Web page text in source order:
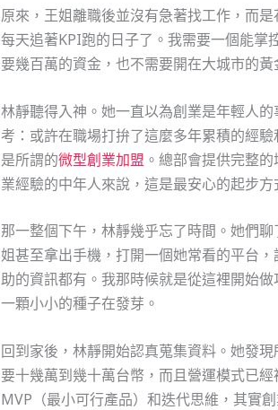
原來，王姐離職後並沒有急著找工作，而
每天追著KPI跑的日子了。我需要一個能掌
要幾百萬的資金，也不需要開在大城市的
林靜聽得入神。她一直以為創業是年輕人
考：或許在職場打拚了這麼多年累積的經
是所謂的微型創業加盟 。總部會提供完整
業經驗的中年人來說，這是最安心的起步方
那一整個下午，林靜幾乎忘了時間。她們
姐甚至拿出手機，打開一個她常看的平台
助的資訊都有。我那時候就是從這裡開始
一顆小小的種子在發芽。
回到家後，林靜開始認真蒐集資料。她發
要十幾萬到幾十萬台幣，而且營運模式已
MVP（最小可行產品）和迭代思維，其實